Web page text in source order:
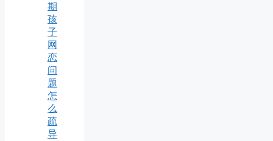
期
孩
子
网
恋
问
题
怎
么
疏
导